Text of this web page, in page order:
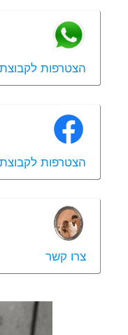
הצטרפות
הצטרפות
צרו קשר